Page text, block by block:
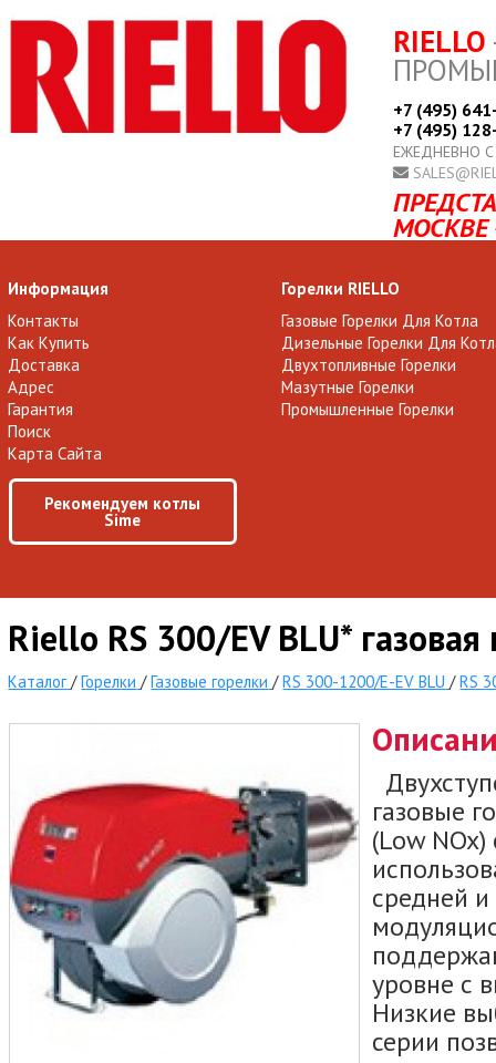
RIELLO
+7 (495)
+7 (495)
ЕЖЕДНЕВНО
МОСКВЕ
Информация
Контакты
Как Купить
Доставка
Адрес
Гарантия
Поиск
Карта Сайта
Рекомендуем котлы
Sime
Горелки RIELLO
Газовые Горелки Для Котла
Дизельные Горелки Для
Двухтопливные Горелки
Мазутные Горелки
Промышленные Горелки
Riello RS 300/EV BLU*
Каталог /Горелки /Газовые горелки /RS 300-1200/E-EV BLU /RS
газовые
(Low
средней
уровне с
Низкие
серии